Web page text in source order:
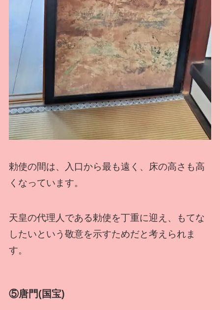
勅使の間は、入口から最も遠く、床の高さも高
くなっています。
天皇の代理人である勅使を丁重に迎え、もてな
したいという敬意を示すためだと考えられま
す。
⑤唐門(国宝)